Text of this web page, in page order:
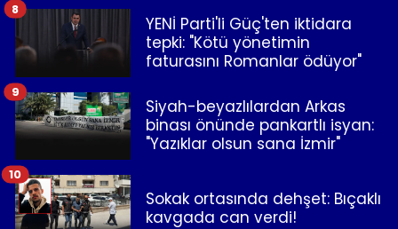
YENİ Parti'li Güç'ten iktidara
tepki: "Kötü yönetimin
faturasını Romanlar ödüyor"
8
Siyah-beyazlılardan Arkas
binası önünde pankartlı isyan:
"Yazıklar olsun sana İzmir"
9
Sokak ortasında dehşet: Bıçaklı
kavgada can verdi!
10